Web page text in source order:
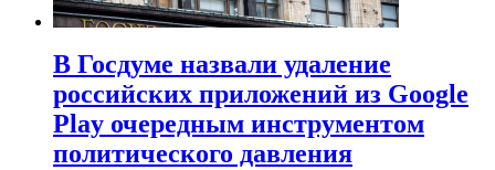
В Госдуме назвали удаление
российских приложений из Google
Play очередным инструментом
политического давления